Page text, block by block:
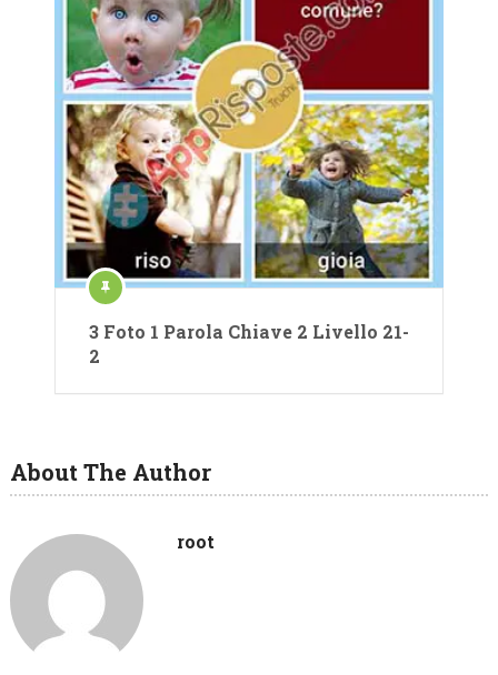
3 Foto 1 Parola Chiave 2 Livello 21-
2
About The Author
root